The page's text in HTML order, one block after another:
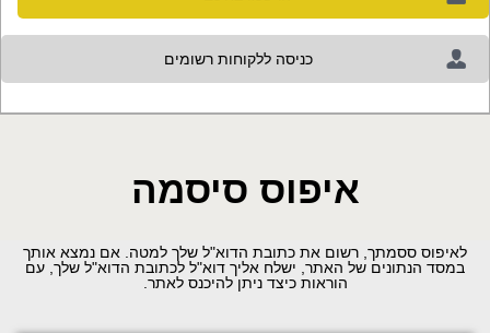
כניסה ללקוחות רשומים
איפוס סיסמה
לאיפוס ססמתך, רשום את כתובת הדוא"ל שלך למטה. אם נמצא אותך
במסד הנתונים של האתר, ישלח אליך דוא"ל לכתובת הדוא"ל שלך, עם
הוראות כיצד ניתן להיכנס לאתר.